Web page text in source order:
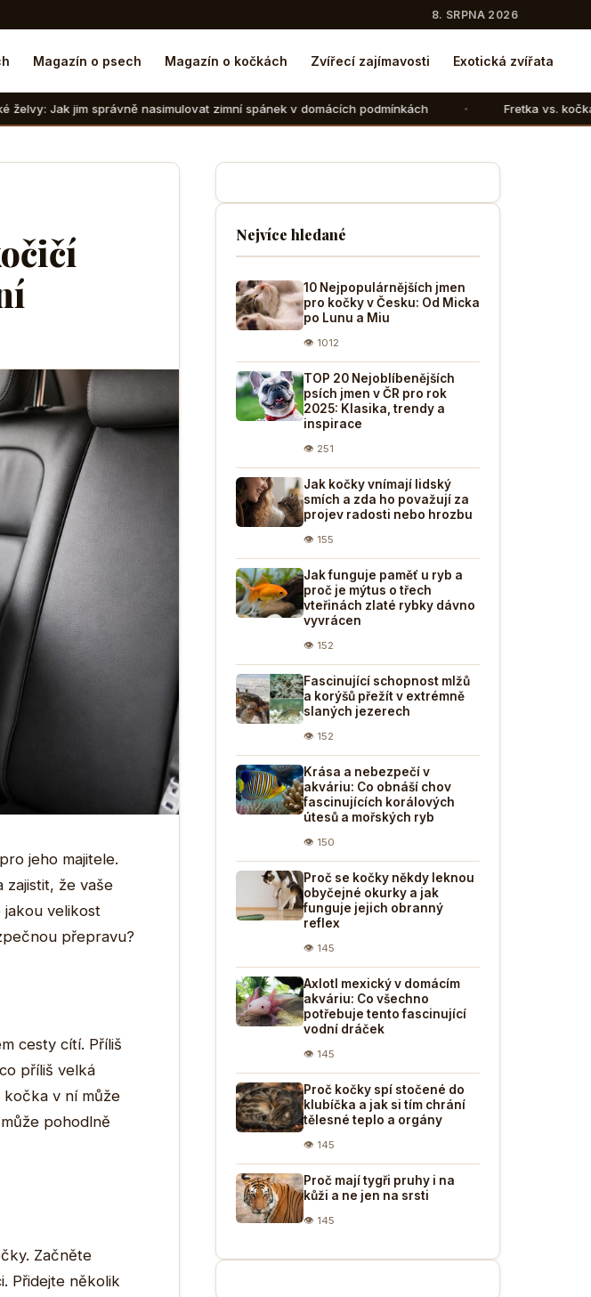
8. SRPNA 2026
Magazín o psech Magazín o kočkách Zvířecí zajímavosti Exotická zvířata
nasimulovat zimní spánek v domácích podmínkách Fretka vs. kočka: V čem se liší
jeho majitele.
že vaše
velikost
přepravu?
cesty cítí. Příliš
příliš velká
v ní může
pohodlně
Začněte
Přidejte několik
Nejvíce hledané
10 Nejpopulárnějších jmen
pro kočky v Česku: Od Micka
po Lunu a Miu
👁 1012
TOP 20 Nejoblíbenějších
psích jmen v ČR pro rok
2025: Klasika, trendy a
inspirace
👁 251
Jak kočky vnímají lidský
smích a zda ho považují za
projev radosti nebo hrozbu
👁 155
Jak funguje paměť u ryb a
proč je mýtus o třech
vteřinách zlaté rybky dávno
vyvrácen
👁 152
Fascinující schopnost mlžů
a korýšů přežít v extrémně
slaných jezerech
👁 152
Krása a nebezpečí v
akváriu: Co obnáší chov
fascinujících korálových
útesů a mořských ryb
👁 150
Proč se kočky někdy leknou
obyčejné okurky a jak
funguje jejich obranný
reflex
👁 145
Axlotl mexický v domácím
akváriu: Co všechno
potřebuje tento fascinující
vodní dráček
👁 145
Proč kočky spí stočené do
klubíčka a jak si tím chrání
tělesné teplo a orgány
👁 145
Proč mají tygři pruhy i na
kůži a ne jen na srsti
👁 145